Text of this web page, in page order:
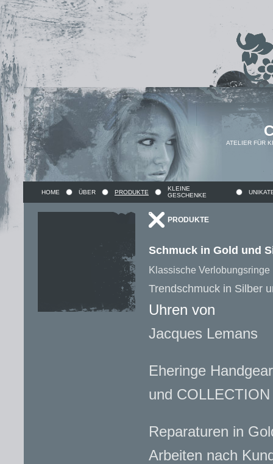
ATELIER FÜR
HOME ÜBER PRODUKTE
KLEINE
GESCHENKE
PRODUKTE
Schmuck in Gold und
Klassische
Trendschmuck in Silber
Uhren von
Jacques Lemans
Eheringe
und
Reparaturen in
Arbeiten nach